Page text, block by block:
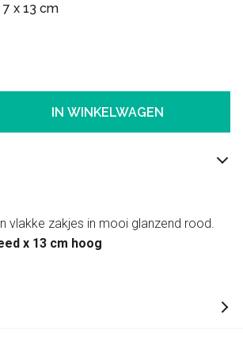
x 13 cm
IN WINKELWAGEN
vlakke zakjes in mooi glanzend rood.
x 13 cm hoog